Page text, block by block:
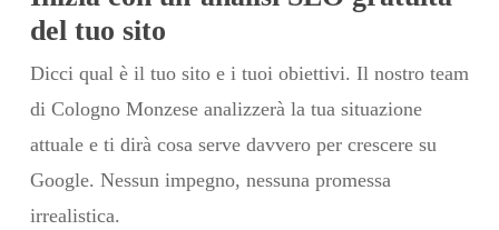
del tuo sito
Dicci qual è il tuo sito e i tuoi obiettivi. Il nostro team
di Cologno Monzese analizzerà la tua situazione
attuale e ti dirà cosa serve davvero per crescere su
Google. Nessun impegno, nessuna promessa
irrealistica.